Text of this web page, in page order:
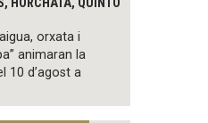
HORCHATA, QUINTO
orxata i
animaran la
10 d’agost a